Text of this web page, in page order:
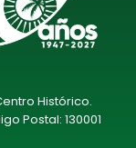
Histórico.
Postal: 130001